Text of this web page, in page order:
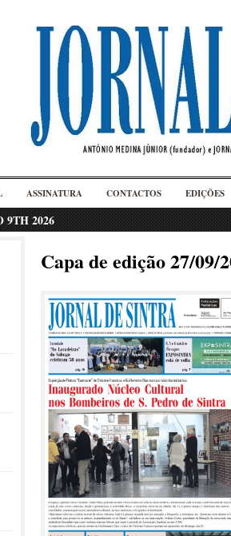
ASSINATURA CONTACTOS EDIÇÕES
9TH 2026
Capa de edição 27/09/